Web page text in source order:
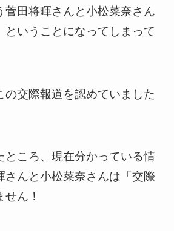
菅田将暉さんと小松菜奈さん
ということになってしまって
の交際報道を認めていました
ところ、現在分かっている情
さんと小松菜奈さんは「交際
ん！